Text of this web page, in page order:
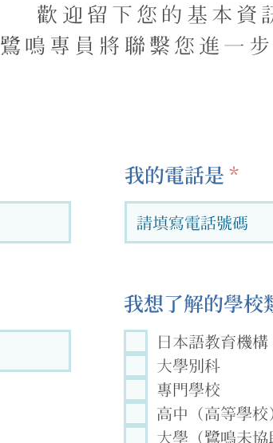
歡迎留下您的基本資
鷺鳴專員將聯繫您進一步
我的電話是
我想了解的學校
日本語教育機構
大學別科
專門學校
高中（高等學校
大學（鷺鳴未協